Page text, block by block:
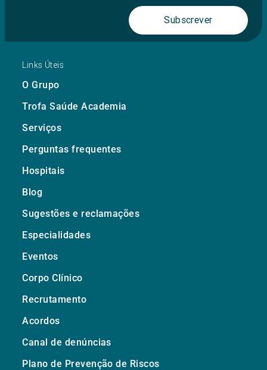
Subscrever
Links Úteis
O Grupo
Trofa Saúde Academia
Serviços
Perguntas frequentes
Hospitais
Blog
Sugestões e reclamações
Especialidades
Eventos
Corpo Clínico
Recrutamento
Acordos
Canal de denúncias
Plano de Prevenção de Riscos